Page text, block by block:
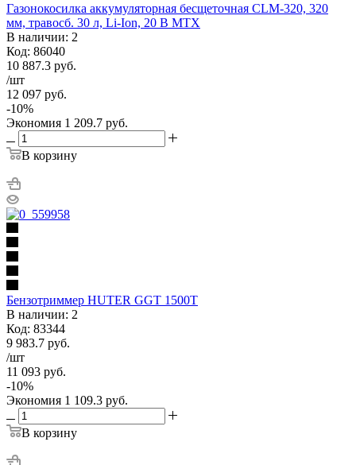
Газонокосилка аккумуляторная бесщеточная CLM-320, 320
мм, травосб. 30 л, Li-Ion, 20 В MTX
В наличии: 2
Код: 86040
10 887.3 руб.
/шт
12 097 руб.
-10%
Экономия 1 209.7 руб.
В корзину
Бензотриммер HUTER GGT 1500Т
В наличии: 2
Код: 83344
9 983.7 руб.
/шт
11 093 руб.
-10%
Экономия 1 109.3 руб.
В корзину